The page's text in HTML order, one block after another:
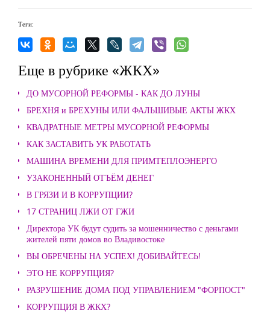
Теги:
Еще в рубрике «ЖКХ»
ДО МУСОРНОЙ РЕФОРМЫ - КАК ДО ЛУНЫ
БРЕХНЯ и БРЕХУНЫ ИЛИ ФАЛЬШИВЫЕ АКТЫ ЖКХ
КВАДРАТНЫЕ МЕТРЫ МУСОРНОЙ РЕФОРМЫ
КАК ЗАСТАВИТЬ УК РАБОТАТЬ
МАШИНА ВРЕМЕНИ ДЛЯ ПРИМТЕПЛОЭНЕРГО
УЗАКОНЕННЫЙ ОТЪЁМ ДЕНЕГ
В ГРЯЗИ И В КОРРУПЦИИ?
17 СТРАНИЦ ЛЖИ ОТ ГЖИ
Директора УК будут судить за мошенничество с деньгами
жителей пяти домов во Владивостоке
ВЫ ОБРЕЧЕНЫ НА УСПЕХ! ДОБИВАЙТЕСЬ!
ЭТО НЕ КОРРУПЦИЯ?
РАЗРУШЕНИЕ ДОМА ПОД УПРАВЛЕНИЕМ "ФОРПОСТ"
КОРРУПЦИЯ В ЖКХ?